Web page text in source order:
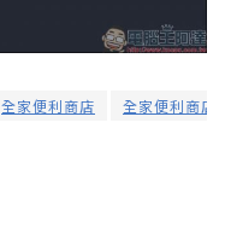
全家便利商店 全家便利商店